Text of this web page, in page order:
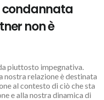
condannata
non è
piuttosto impegnativa.
nostra relazione è destinata
al contesto di ciò che sta
e alla nostra dinamica di